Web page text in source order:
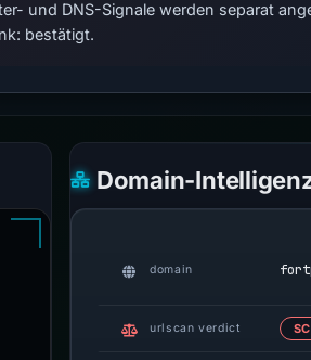
und DNS-Signale werden separat
bestätigt.
Domain-
domain
urlscan verdict